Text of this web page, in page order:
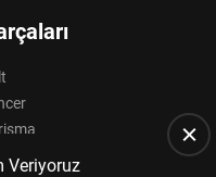
Veriyoruz